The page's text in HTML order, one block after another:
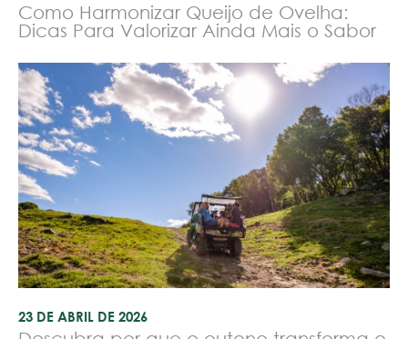
Como Harmonizar Queijo de Ovelha:
Dicas Para Valorizar Ainda Mais o Sabor
23 DE ABRIL DE 2026